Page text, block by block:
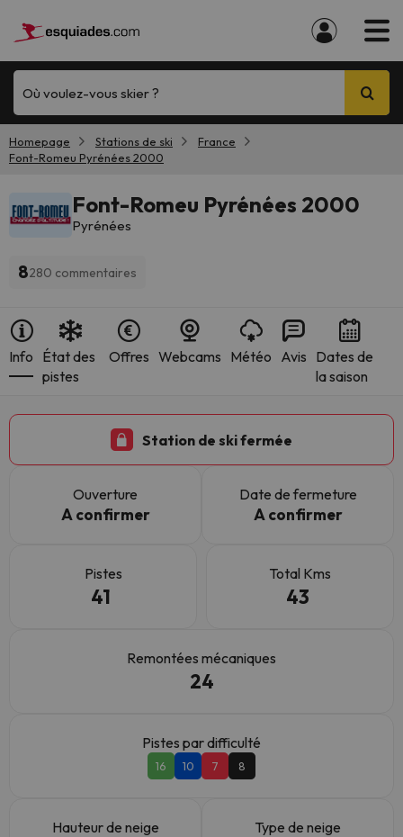
Où voulez-vous skier ?
Homepage Stations de ski
France
Font-Romeu Pyrénées 2000
Font-Romeu Pyrénées 2000
Pyrénées
8280 commentaires
Info État des
pistes
Offres Webcams Météo Avis Dates de
la saison
Station de ski fermée
Ouverture
A confirmer
Date de fermeture
A confirmer
Pistes
41
Total Kms
43
Remontées mécaniques
24
Pistes par difficulté
16 10 7 8
Hauteur de neige Type de neige